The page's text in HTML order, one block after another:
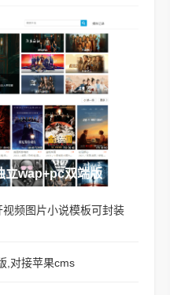
立wap+pc双端版
频图片小说模板可封装
,对接苹果cms